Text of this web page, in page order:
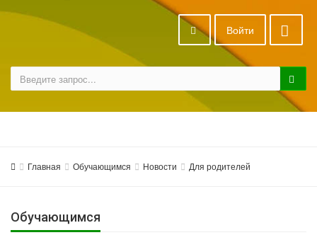
Войти
Главная Обучающимся Новости Для родителей
Обучающимся